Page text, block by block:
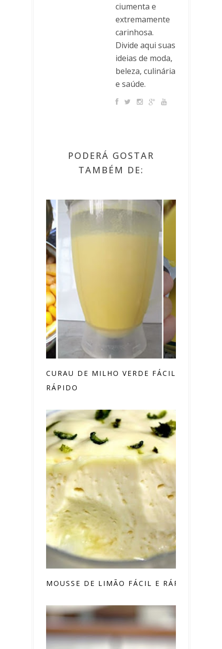
ciumenta e
extremamente
carinhosa.
Divide aqui suas
ideias de moda,
beleza, culinária
e saúde.
PODERÁ GOSTAR
TAMBÉM DE:
CURAU DE MILHO VERDE FÁCIL E
RÁPIDO
MOUSSE DE LIMÃO FÁCIL E RÁPIDA